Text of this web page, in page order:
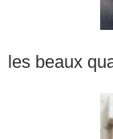
les beaux